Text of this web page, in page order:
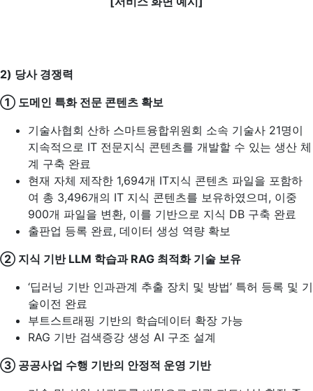
2) 당사 경쟁력
① 도메인 특화 전문 콘텐츠 확보
기술사협회 산하 스마트융합위원회 소속 기술사 21명이
지속적으로 IT 전문지식 콘텐츠를 개발할 수 있는 생산 체
계 구축 완료
현재 자체 제작한 1,694개 IT지식 콘텐츠 파일을 포함하
여 총 3,496개의 IT 지식 콘텐츠를 보유하였으며, 이중
900개 파일을 변환, 이를 기반으로 지식 DB 구축 완료
출판업 등록 완료, 데이터 생성 역량 확보
② 지식 기반 LLM 학습과 RAG 최적화 기술 보유
‘딥러닝 기반 인과관계 추출 장치 및 방법’ 특허 등록 및 기
술이전 완료
부트스트래핑 기반의 학습데이터 확장 가능
RAG 기반 검색증강 생성 AI 구조 설계
③ 공공사업 수행 기반의 안정적 운영 기반